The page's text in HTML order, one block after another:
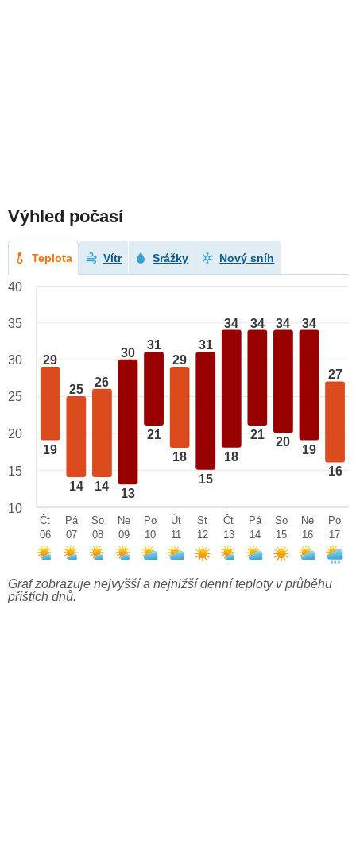
Výhled počasí
Teplota Vítr Srážky Nový sníh
29
19
25
14
26
14
30
13
31
21
29
18
31
15
34
18
34
21
34
20
34
19
27
16
40
35
30
25
20
15
10
Čt
06
Pá
07
So
08
Ne
09
Po
10
Út
11
St
12
Čt
13
Pá
14
So
15
Ne
16
Po
17
Graf zobrazuje nejvyšší a nejnižší denní teploty v průběhu
příštích dnů.